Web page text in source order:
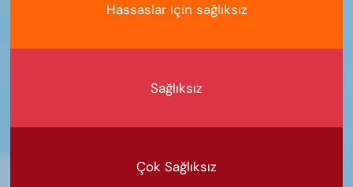
Hassaslar için sağlıksız
Sağlıksız
Çok Sağlıksız